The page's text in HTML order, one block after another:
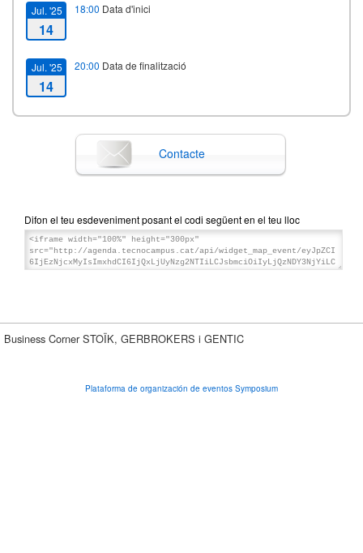
Jul. '25
14
18:00 Data d'inici
Jul. '25
14
20:00 Data de finalització
Contacte
Difon el teu esdeveniment posant el codi següent en el teu lloc
Business Corner STOÏK, GERBROKERS i GENTIC
Plataforma de organización de eventos Symposium